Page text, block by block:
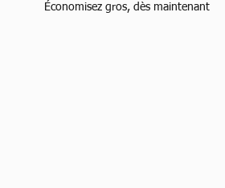
Économisez gros, dès maintenant